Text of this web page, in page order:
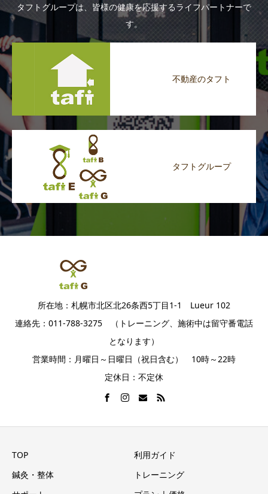
タフトグループは、皆様の健康を応援するライフパートナーで
す。
不動産のタフト
タフトグループ
所在地：札幌市北区北26条西5丁目1-1 Lueur 102
連絡先：011-788-3275 （トレーニング、施術中は留守番電話
となります）
営業時間：月曜日～日曜日（祝日含む） 10時～22時
定休日：不定休
TOP
利用ガイド
鍼灸・整体
トレーニング